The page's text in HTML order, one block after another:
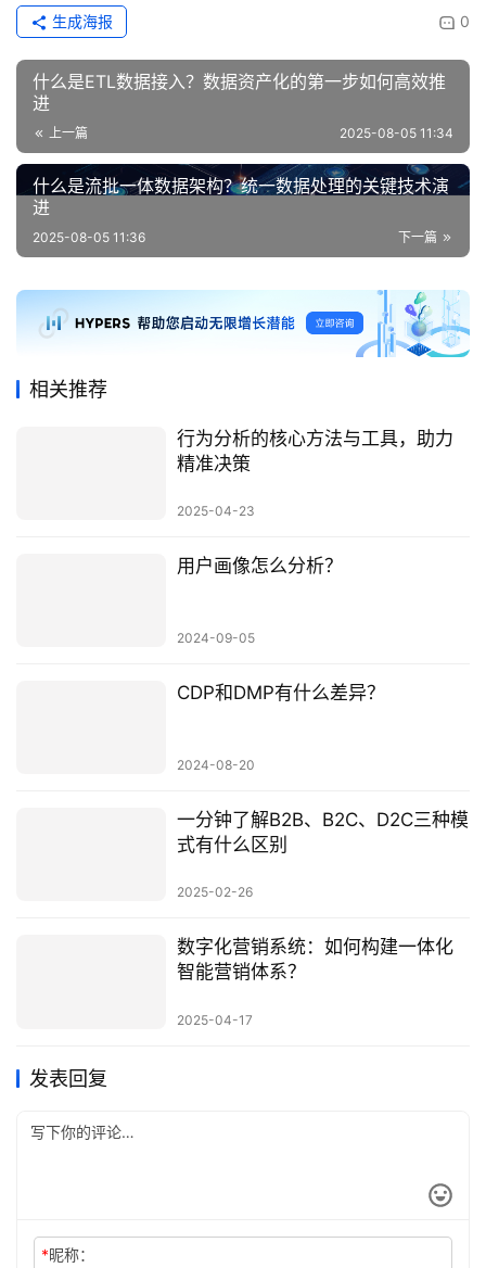
0
生成海报
什么是ETL数据接入？数据资产化的第一步如何高效推
进
上一篇 2025-08-05 11:34
什么是流批一体数据架构？统一数据处理的关键技术演
进
下一篇
2025-08-05 11:36
相关推荐
行为分析的核心方法与工具，助力
精准决策
2025-04-23
用户画像怎么分析？
2024-09-05
CDP和DMP有什么差异？
2024-08-20
一分钟了解B2B、B2C、D2C三种模
式有什么区别
2025-02-26
数字化营销系统：如何构建一体化
智能营销体系？
2025-04-17
发表回复
*昵称：